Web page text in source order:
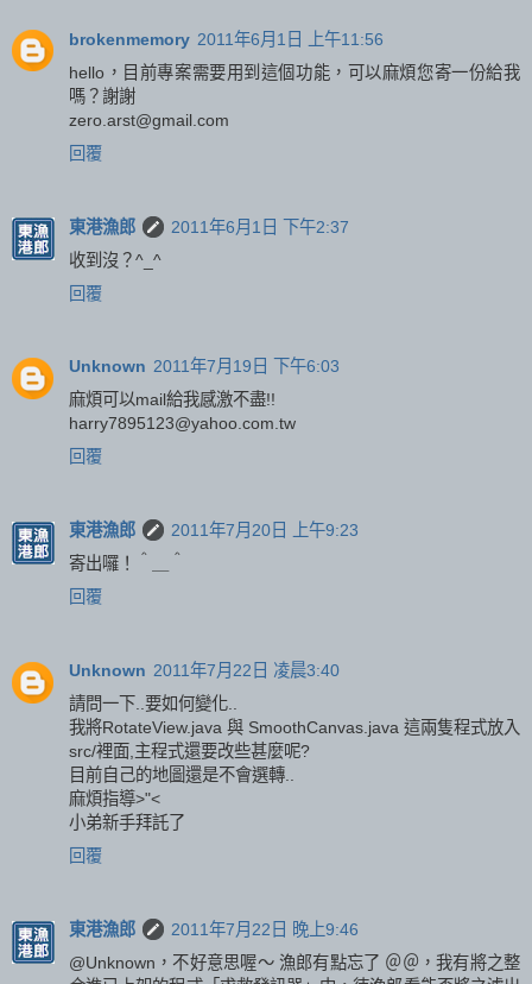
brokenmemory 2011年6月1日 上午11:56
hello，目前專案需要用到這個功能，可以麻煩您寄一份給我
嗎？謝謝
zero.arst@gmail.com
回覆
東港漁郎
2011年6月1日 下午2:37
收到沒？^_^
回覆
Unknown 2011年7月19日 下午6:03
麻煩可以mail給我感激不盡!!
harry7895123@yahoo.com.tw
回覆
東港漁郎
2011年7月20日 上午9:23
寄出囉！＾＿＾
回覆
Unknown 2011年7月22日 凌晨3:40
請問一下..要如何變化..
我將RotateView.java 與 SmoothCanvas.java 這兩隻程式放入
src/裡面,主程式還要改些甚麼呢?
目前自己的地圖還是不會選轉..
麻煩指導>"<
小弟新手拜託了
回覆
東港漁郎
2011年7月22日 晚上9:46
@Unknown，不好意思喔～ 漁郎有點忘了 ＠＠，我有將之整